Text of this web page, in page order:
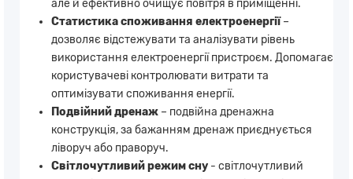
але й ефективно очищує повітря в приміщенні.
Статистика споживання електроенергії–
дозволяє відстежувати та аналізувати рівень
використання електроенергії пристроєм. Допомагає
користувачеві контролювати витрати та
оптимізувати споживання енергії.
Подвійний дренаж – подвійна дренажна
конструкція, за бажанням дренаж приєднується
ліворуч або праворуч.
Світлочутливий режим сну - світлочутливий